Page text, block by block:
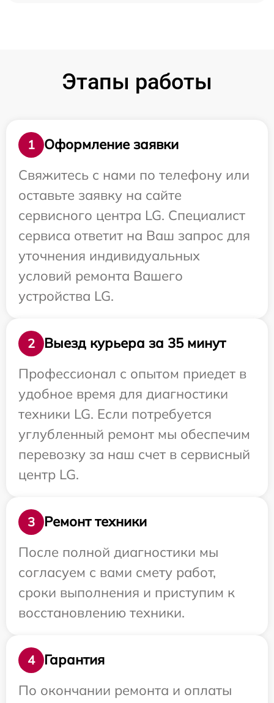
Этапы работы
1
Оформление заявки
Свяжитесь с нами по телефону или
оставьте заявку на сайте
сервисного центра LG. Специалист
сервиса ответит на Ваш запрос для
уточнения индивидуальных
условий ремонта Вашего
устройства LG.
2
Выезд курьера за 35 минут
Профессионал с опытом приедет в
удобное время для диагностики
техники LG. Если потребуется
углубленный ремонт мы обеспечим
перевозку за наш счет в сервисный
центр LG.
3
Ремонт техники
После полной диагностики мы
согласуем с вами смету работ,
сроки выполнения и приступим к
восстановлению техники.
4
Гарантия
По окончании ремонта и оплаты